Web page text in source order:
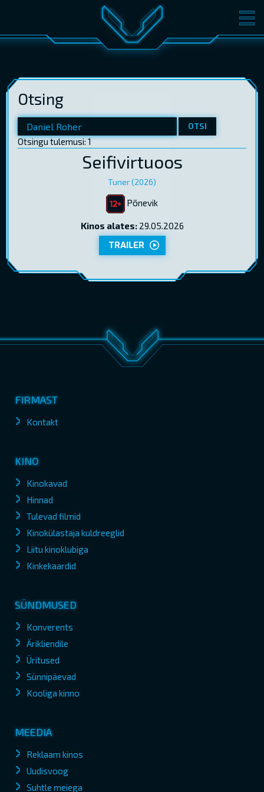
FILMID PILETID
KONVERENTS
KINKEKAARDID
Otsing
OTSI
Otsingu tulemusi: 1
Seifivirtuoos
Tuner (2026)
Põnevik
Kinos alates:29.05.2026
TRAILER
FIRMAST
Kontakt
KINO
Kinokavad
Hinnad
Tulevad filmid
Kinokülastaja kuldreeglid
Liitu kinoklubiga
Kinkekaardid
SÜNDMUSED
Konverents
Ärikliendile
Üritused
Sünnipäevad
Kooliga kinno
MEEDIA
Reklaam kinos
Uudisvoog
Suhtle meiega